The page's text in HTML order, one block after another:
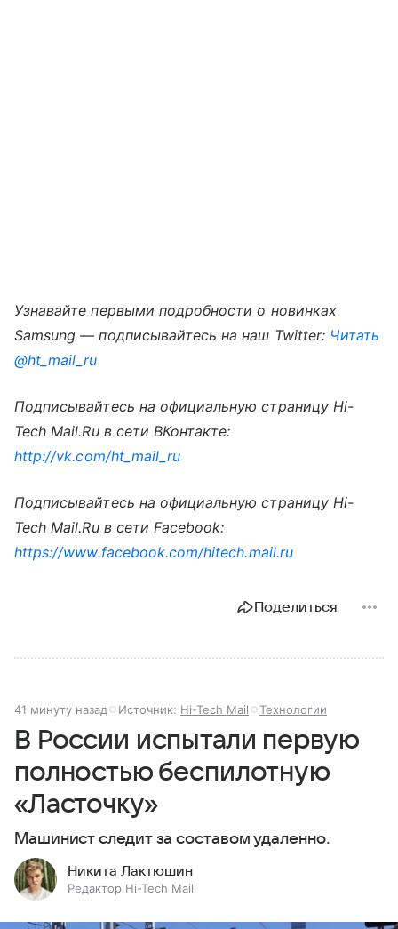
Узнавайте первыми подробности о новинках
Samsung — подписывайтесь на наш Twitter: Читать
@ht_mail_ru
Подписывайтесь на официальную страницу Hi-
Tech Mail.Ru в сети ВКонтакте:
http://vk.com/ht_mail_ru
Подписывайтесь на официальную страницу Hi-
Tech Mail.Ru в сети Facebook:
https://www.facebook.com/hitech.mail.ru
Поделиться
41 минуту назад Источник: Hi-Tech Mail Технологии
В России испытали первую
полностью беспилотную
«Ласточку»
Машинист следит за составом удаленно.
Никита Лактюшин
Редактор Hi-Tech Mail